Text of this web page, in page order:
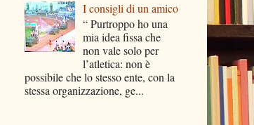
I consigli di un amico
“ Purtroppo ho una
mia idea fissa che
non vale solo per
l’atletica: non è
possibile che lo stesso ente, con la
stessa organizzazione, ge...